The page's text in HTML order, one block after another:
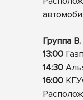
Группа B.
13:00
14:30
16:00